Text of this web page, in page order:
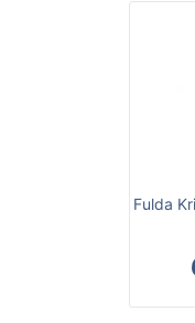
Fulda